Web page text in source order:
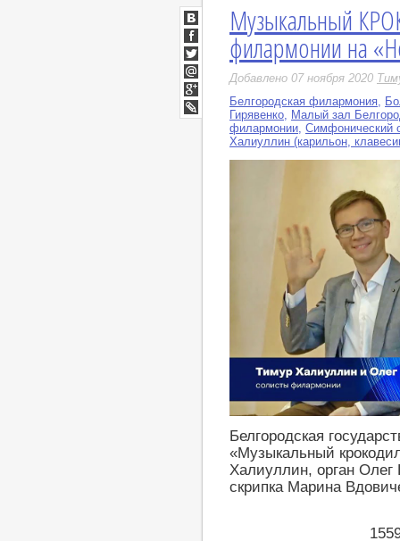
Музыкальный
филармонии на
Добавлено 07 ноября 2020
Белгородская филармония,
Гирявенко, Малый зал
филармонии, Симфонический
Халиуллин (карильон,
Белгородская
«Музыкальный
Халиуллин, орган
скрипка Марина
ВКонтакте
Facebook
Twitter
Мой
Мир
Google+
LiveJournal